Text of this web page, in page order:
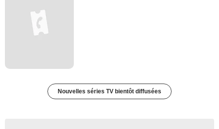
Nouvelles séries TV bientôt diffusées